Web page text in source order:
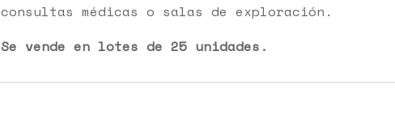
consultas médicas o salas de exploración.
Se vende en lotes de 25 unidades.